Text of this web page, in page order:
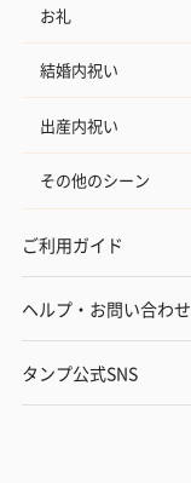
お礼
結婚内祝い
出産内祝い
その他のシーン
ご利用ガイド
ヘルプ・お問い合わせ
タンプ公式SNS